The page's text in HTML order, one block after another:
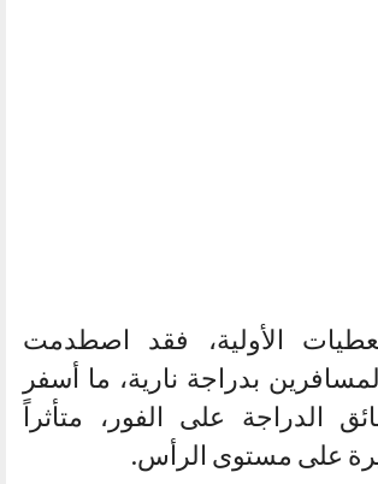
الأولية، فقد اصطدمت
بدراجة نارية، ما أسفر
الدراجة على الفور، متأثراً
على مستوى الرأس.